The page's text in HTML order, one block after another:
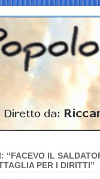
“FACEVO IL
PER I DIRITTI”